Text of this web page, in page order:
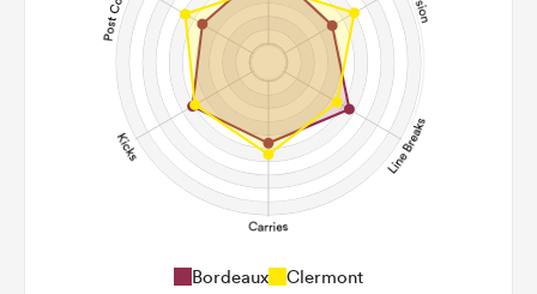
Bordeaux Clermont